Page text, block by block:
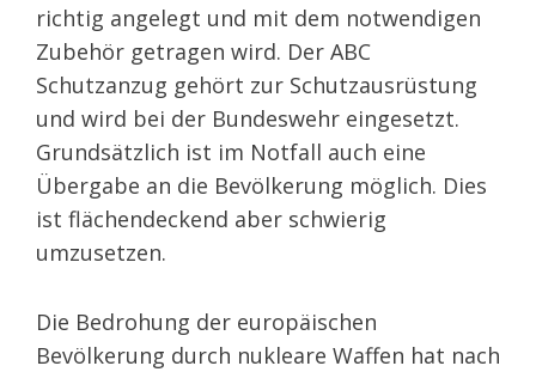
richtig angelegt und mit dem notwendigen
Zubehör getragen wird. Der ABC
Schutzanzug gehört zur Schutzausrüstung
und wird bei der Bundeswehr eingesetzt.
Grundsätzlich ist im Notfall auch eine
Übergabe an die Bevölkerung möglich. Dies
ist flächendeckend aber schwierig
umzusetzen.
Die Bedrohung der europäischen
Bevölkerung durch nukleare Waffen hat nach